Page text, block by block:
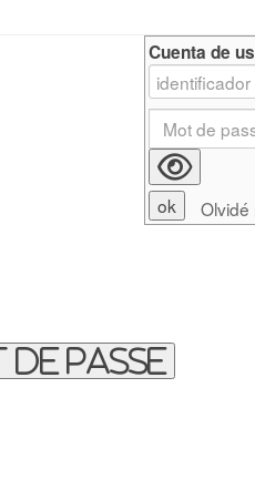
passe
Cuenta de
Olvidé